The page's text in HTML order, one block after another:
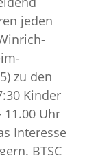
jeden
zu den
Kinder
11.00 Uhr
Interesse
BTSC